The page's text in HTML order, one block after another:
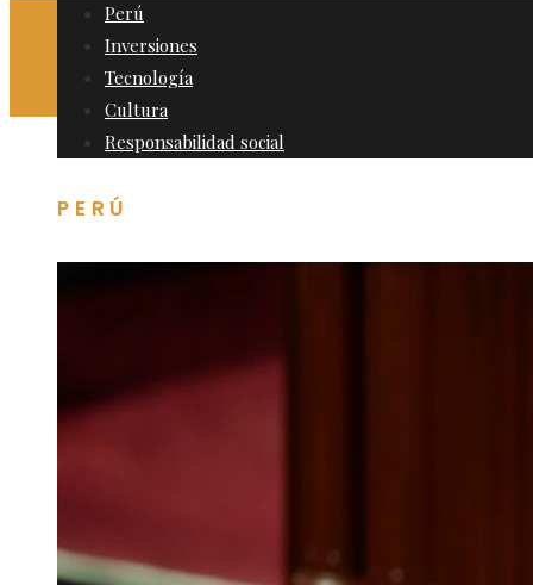
Perú
Inversiones
Tecnología
Cultura
Responsabilidad social
PERÚ